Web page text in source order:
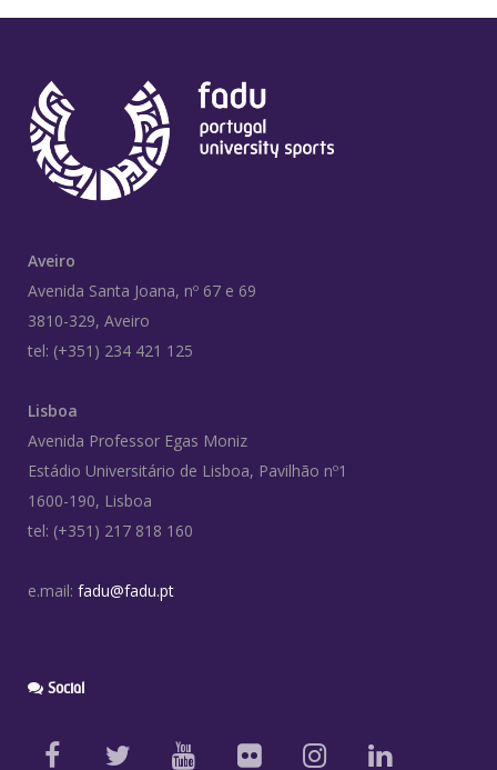
Aveiro
Avenida Santa Joana, nº 67 e 69
3810-329, Aveiro
tel: (+351) 234 421 125
Lisboa
Avenida Professor Egas Moniz
Estádio Universitário de Lisboa, Pavilhão nº1
1600-190, Lisboa
tel: (+351) 217 818 160
e.mail: fadu@fadu.pt
Social